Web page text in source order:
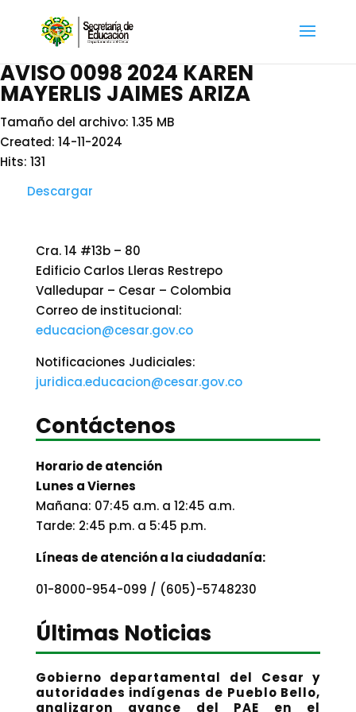
AVISO 0098 2024 KAREN
MAYERLIS JAIMES ARIZA
Tamaño del archivo: 1.35 MB
Created: 14-11-2024
Hits: 131
Descargar
Cra. 14 #13b – 80
Edificio Carlos Lleras Restrepo
Valledupar – Cesar – Colombia
Correo de institucional:
educacion@cesar.gov.co
Notificaciones Judiciales:
juridica.educacion@cesar.gov.co
Contáctenos
Horario de atención
Lunes a Viernes
Mañana: 07:45 a.m. a 12:45 a.m.
Tarde: 2:45 p.m. a 5:45 p.m.
Líneas de atención a la ciudadanía:
01-8000-954-099 / (605)-5748230
Últimas Noticias
Gobierno departamental del Cesar y
autoridades indígenas de Pueblo Bello,
analizaron avance del PAE en el